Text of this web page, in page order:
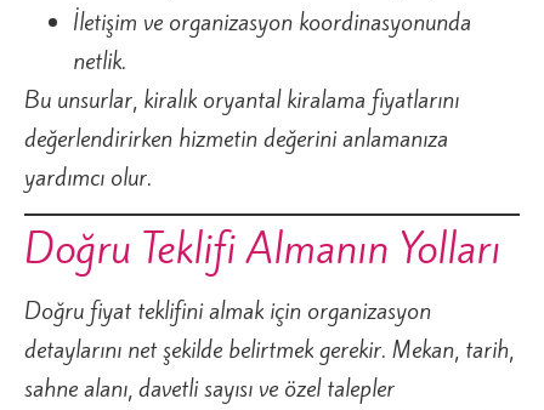
İletişim ve organizasyon koordinasyonunda
netlik.
Bu unsurlar, kiralık oryantal kiralama fiyatlarını
değerlendirirken hizmetin değerini anlamanıza
yardımcı olur.
Doğru Teklifi Almanın Yolları
Doğru fiyat teklifini almak için organizasyon
detaylarını net şekilde belirtmek gerekir. Mekan, tarih,
sahne alanı, davetli sayısı ve özel talepler